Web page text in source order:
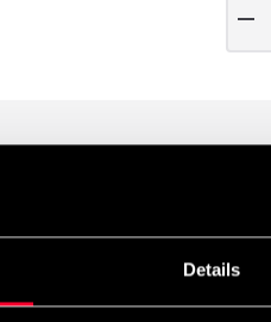
Details
remove
kraftig bomuld til børn og unge.